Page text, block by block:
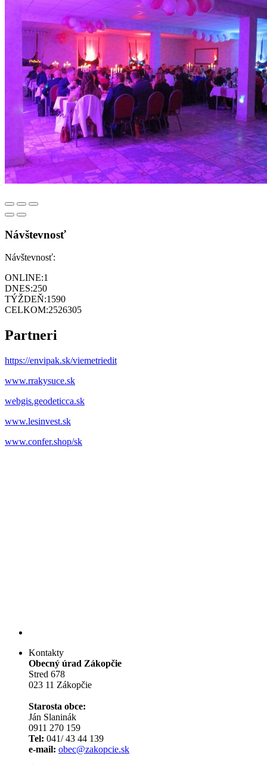
Návštevnosť
Návštevnosť:
ONLINE:1
DNES:250
TÝŽDEŇ:1590
CELKOM:2526305
Partneri
https://envipak.sk/viemetriedit
www.rrakysuce.sk
webgis.geodeticca.sk
www.lesinvest.sk
www.confer.shop/sk
Kontakty
Obecný úrad Zákopčie
Stred 678
023 11 Zákopčie
Starosta obce:
Ján Slaninák
0911 270 159
Tel: 041/ 43 44 139
e-mail: obec@zakopcie.sk